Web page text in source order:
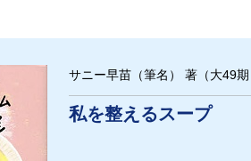
サニー早苗（筆名） 著（大49
私を整えるスープ